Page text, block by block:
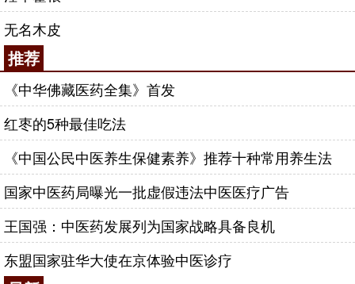
无名木皮
推荐
《中华佛藏医药全集》首发
红枣的5种最佳吃法
《中国公民中医养生保健素养》推荐十种常用养生法
国家中医药局曝光一批虚假违法中医医疗广告
王国强：中医药发展列为国家战略具备良机
东盟国家驻华大使在京体验中医诊疗